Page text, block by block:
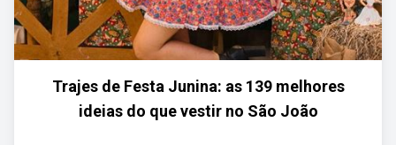
Trajes de Festa Junina: as 139 melhores
ideias do que vestir no São João